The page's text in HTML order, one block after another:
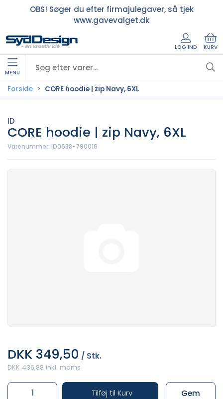
OBS! Søger du efter firmajulegaver, så tjek
www.gavevalget.dk
LOG IND KURV
MENU
Forside CORE hoodie | zip Navy, 6XL
ID
CORE hoodie | zip Navy, 6XL
Varenummer: ID0638-790016
DKK 349,50 / Stk.
DKK 436,88 inkl. moms
Tilføj til Kurv Gem